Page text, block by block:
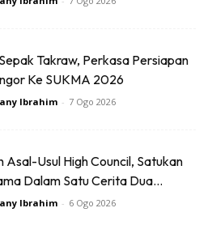
kesemua adunan yang telah
tadi. Biarkan dulu tanah
“menyejuk’. Tujuannya
dgn sempurna. Atau jika
Takraw, Perkasa Persiapan
Ke SUKMA 2026
Ibrahim - 7 Ogo 2026
Asal-Usul High Council, Satukan
Dalam Satu Cerita Dua...
Ibrahim - 6 Ogo 2026